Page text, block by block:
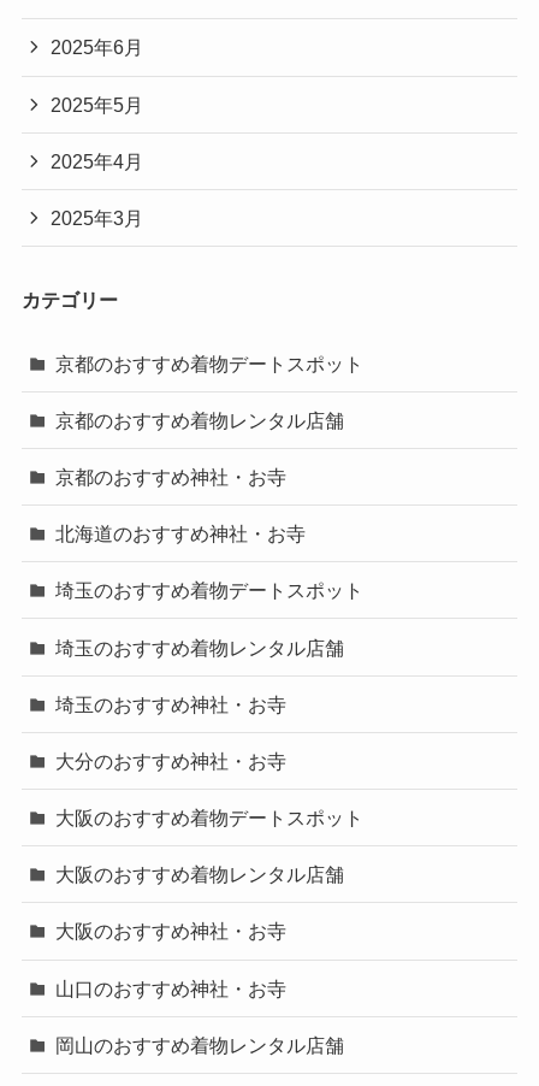
2025年6月
2025年5月
2025年4月
2025年3月
カテゴリー
京都のおすすめ着物デートスポット
京都のおすすめ着物レンタル店舗
京都のおすすめ神社・お寺
北海道のおすすめ神社・お寺
埼玉のおすすめ着物デートスポット
埼玉のおすすめ着物レンタル店舗
埼玉のおすすめ神社・お寺
大分のおすすめ神社・お寺
大阪のおすすめ着物デートスポット
大阪のおすすめ着物レンタル店舗
大阪のおすすめ神社・お寺
山口のおすすめ神社・お寺
岡山のおすすめ着物レンタル店舗